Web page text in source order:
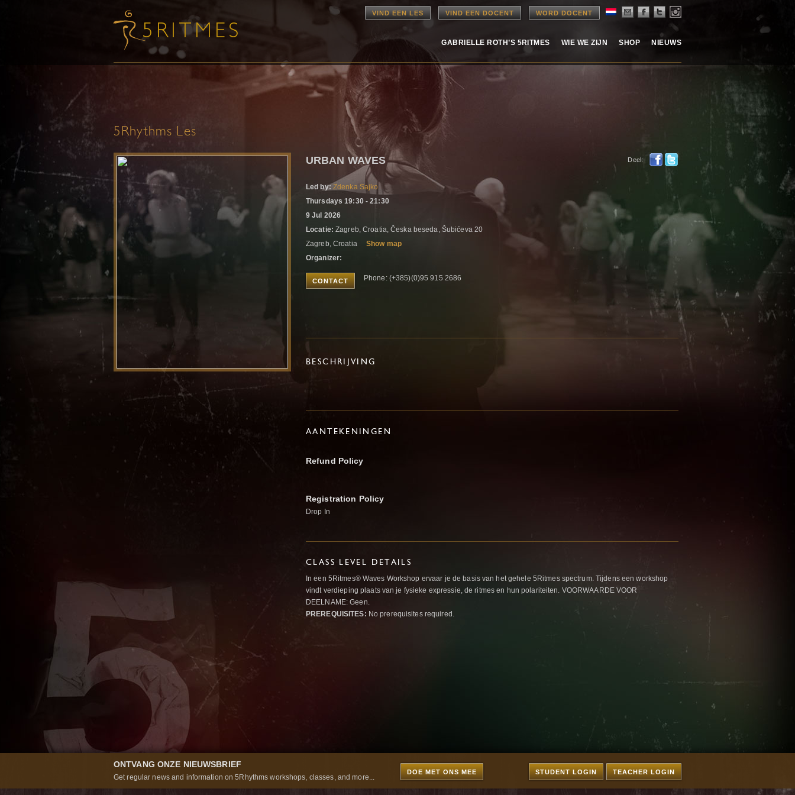
VIND EEN LES VIND EEN DOCENT WORD DOCENT
GABRIELLE ROTH’S 5RITMES WIE WE ZIJN SHOP NIEUWS
5Rhythms Les
Deel:
URBAN WAVES
Led by: Zdenka Sajko
Thursdays 19:30 - 21:30
9 Jul 2026
Locatie: Zagreb, Croatia, Česka beseda, Šubićeva 20
Zagreb, Croatia
Show map
Organizer:
CONTACT Phone: (+385)(0)95 915 2686
BESCHRIJVING
AANTEKENINGEN
Refund Policy
Registration Policy
Drop In
CLASS LEVEL DETAILS
In een 5Ritmes® Waves Workshop ervaar je de basis van het gehele 5Ritmes spectrum. Tijdens een workshop
vindt verdieping plaats van je fysieke expressie, de ritmes en hun polariteiten. VOORWAARDE VOOR
DEELNAME: Geen.
PREREQUISITES: No prerequisites required.
ONTVANG ONZE NIEUWSBRIEF
Get regular news and information on 5Rhythms workshops, classes, and more...
DOE MET ONS MEE TEACHER LOGIN
STUDENT LOGIN